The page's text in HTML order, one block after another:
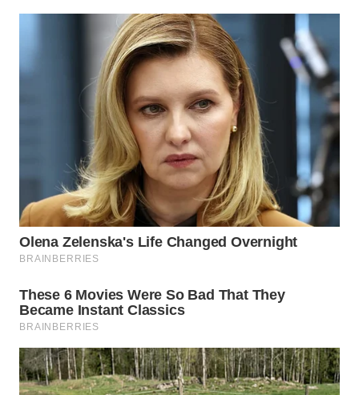
CIREBON
WN
INDRAMAYU
WN
KUNINGAN
WN
MAJALENGKA